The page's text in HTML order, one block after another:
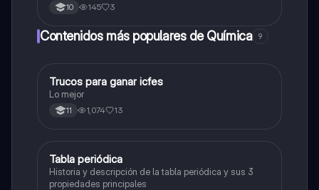
10 145 3
Contenidos más populares de Química 9
Química
Trucos para ganar icfes
Lo mejor
11 1,074 13
Química
Tabla periódica
Historia y descripción de la tabla periódica y sus 3
propiedades principales